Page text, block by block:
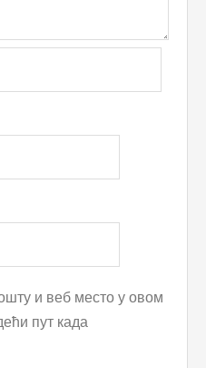
и веб место у овом
пут када